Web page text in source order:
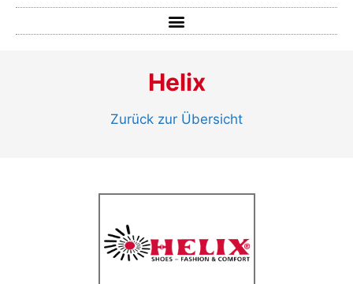
Helix
Zurück zur Übersicht